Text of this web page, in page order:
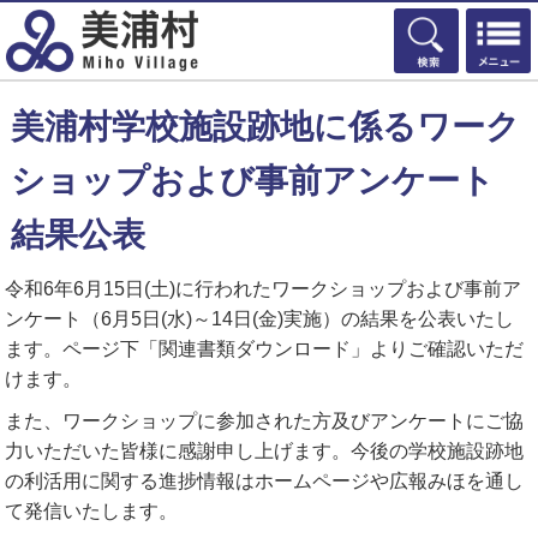
検索
美浦村学校施設跡地に係るワーク
ショップおよび事前アンケート
結果公表
令和6年6月15日(土)に行われたワークショップおよび事前ア
ンケート（6月5日(水)～14日(金)実施）の結果を公表いたし
ます。ページ下「関連書類ダウンロード」よりご確認いただ
けます。
また、ワークショップに参加された方及びアンケートにご協
力いただいた皆様に感謝申し上げます。今後の学校施設跡地
の利活用に関する進捗情報はホームページや広報みほを通し
て発信いたします。